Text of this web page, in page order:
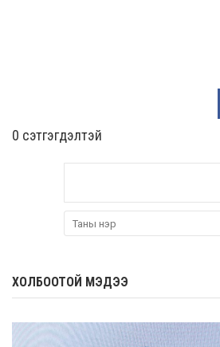
0 cэтгэгдэлтэй
ХОЛБООТОЙ МЭДЭЭ